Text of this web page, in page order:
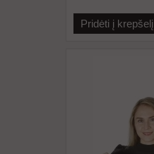
Pridėti į krepšelį